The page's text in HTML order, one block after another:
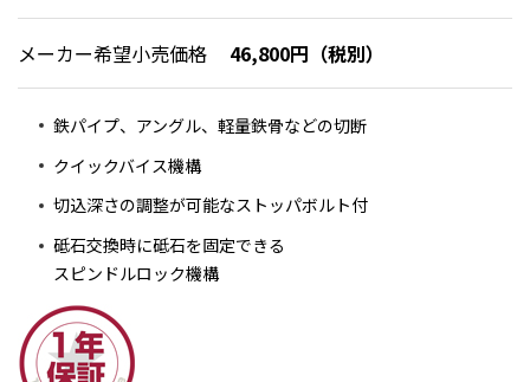
メーカー希望小売価格 46,800円（税別）
鉄パイプ、アングル、軽量鉄骨などの切断
クイックバイス機構
切込深さの調整が可能なストッパボルト付
砥石交換時に砥石を固定できる
スピンドルロック機構